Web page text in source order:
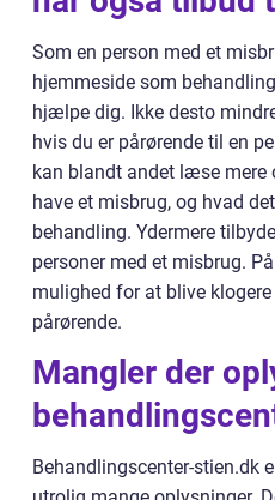
Som en person med et
hjemmeside som
hjælpe dig. Ikke desto
hvis du er pårørende til en
kan blandt andet læse mere
have et misbrug, og hvad
behandling. Ydermere
personer med et misbrug.
mulighed for at blive
pårørende.
Mangler der
Behandlingscenter-stien.dk